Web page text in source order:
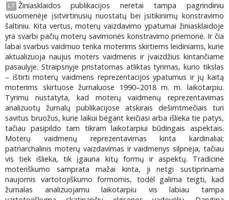
LT Žiniasklaidos publikacijos neretai tampa pagrindiniu
visuomenėje įsitvirtinusių nuostatų bei įsitikinimų konstravimo
šaltiniu. Kita vertus, moterų vaizdavimo ypatumai žiniasklaidoje
yra svarbi pačių moterų savimonės konstravimo priemonė. Ir čia
labai svarbus vaidmuo tenka moterims skirtiems leidiniams, kurie
aktualizuoja naujus moters vaidmenis ir įvaizdžius kintančiame
pasaulyje. Straipsnyje pristatomas atliktas tyrimas, kurio tikslas
– ištirti moterų vaidmens reprezentacijos ypatumus ir jų kaitą
moterims skirtuose žurnaluose 1990–2018 m. m. laikotarpiu.
Tyrimu nustatyta, kad moterų vaidmenų reprezentavimas
analizuotų žurnalų publikacijose atskirais dešimtmečiais turi
savitus bruožus, kurie laikui bėgant keičiasi arba išlieka tie patys,
tačiau pasipildo tam tikram laikotarpiui būdingais aspektais.
Moterų vaidmenų reprezentavimas kinta kardinaliai;
patriarchalinis moterų vaizdavimas ir vaidmenys silpnėja, tačiau
vis tiek išlieka, tik įgauna kitų formų ir aspektų. Tradicinė
moteriškumo samprata mažai kinta, ji netgi sustiprinama
naujomis vartotojiškumo formomis, todėl galima teigti, kad
žurnalas analizuojamu laikotarpiu vis labiau tampa